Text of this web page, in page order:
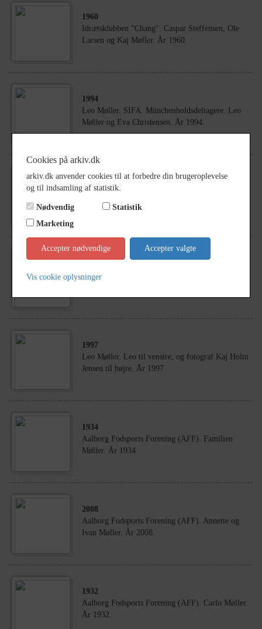
1960
Idrætsklubben "Chang". Caspar Steffensen, Ole
Larsen og Kaj Møller. År 1960.
1994
Leo Møller. SIFA. Münchenholdsdeltagere. Leo
Møller og Eva Christensen. År 1994.
1935
Kildeløbet. Kaj Møller, Carlo Møller, Herluf
Jensen, Frank Jensen og Erhard Jensen. År 1935
SIFA Idrætshistorisk Samling. Veteranfest,
1997
Leo Møller. Leo til venstre, og fotograf Kaj Holm
Jensen til højre. År 1997
1934
Aalborg Fodsports Forening (AFF). Familien
Møller. År 1934
2008
Aalborg Fodsports Forening (AFF). Annette og
Ivan Møller. År 2008.
1932
Aalborg Fodsports Forening (AFF). Carlo Møller.
År 1932.
Cookies på arkiv.dk
arkiv.dk anvender cookies til at forbedre din brugeroplevelse
og til indsamling af statistik.
Nødvendig
Statistik
Marketing
Accepter nødvendige Accepter valgte
Vis cookie oplysninger